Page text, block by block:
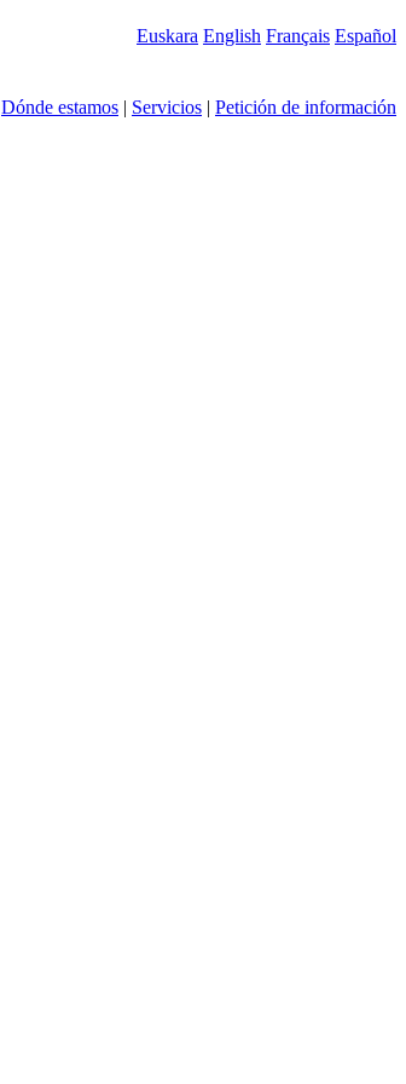
Euskara English Français Español
Dónde estamos | Servicios | Petición de información